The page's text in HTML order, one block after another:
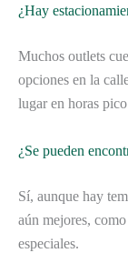
¿Hay
Muchos outlets
opciones en la
lugar en horas
¿Se pueden
Sí, aunque hay
aún mejores,
especiales.